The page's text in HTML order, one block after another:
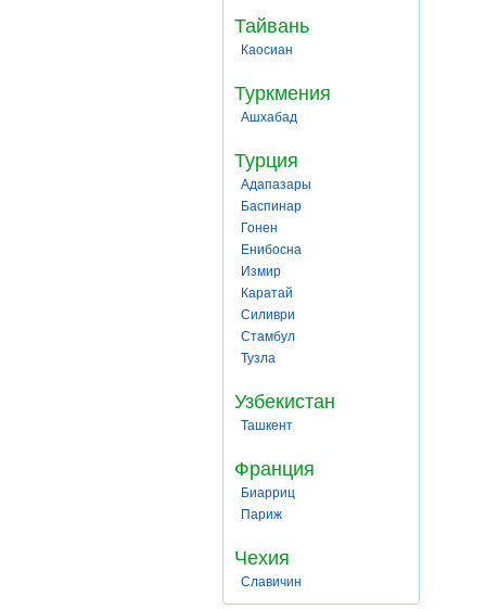
Тайвань
Каосиан
Туркмения
Ашхабад
Турция
Адапазары
Баспинар
Гонен
Енибосна
Измир
Каратай
Силиври
Стамбул
Тузла
Узбекистан
Ташкент
Франция
Биарриц
Париж
Чехия
Славичин